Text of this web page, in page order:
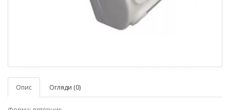
Опис Огляди (0)